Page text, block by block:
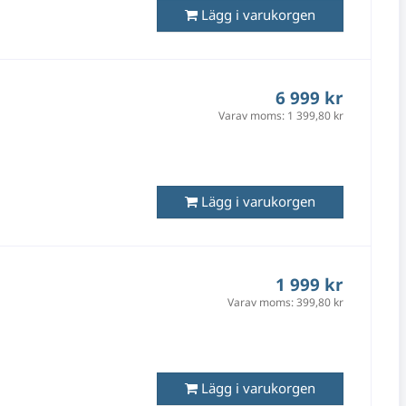
Lägg i varukorgen
6 999 kr
Varav moms: 1 399,80 kr
Lägg i varukorgen
1 999 kr
Varav moms:399,80 kr
Lägg i varukorgen